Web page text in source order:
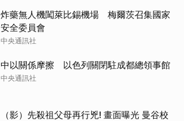
炸藥無人機闖萊比錫機場 梅爾茨召集國家
安全委員會
中央通訊社
中以關係摩擦 以色列關閉駐成都總領事館
中央通訊社
（影）先殺祖父母再行兇! 畫面曝光 曼谷校